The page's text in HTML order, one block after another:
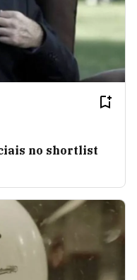
no shortlist